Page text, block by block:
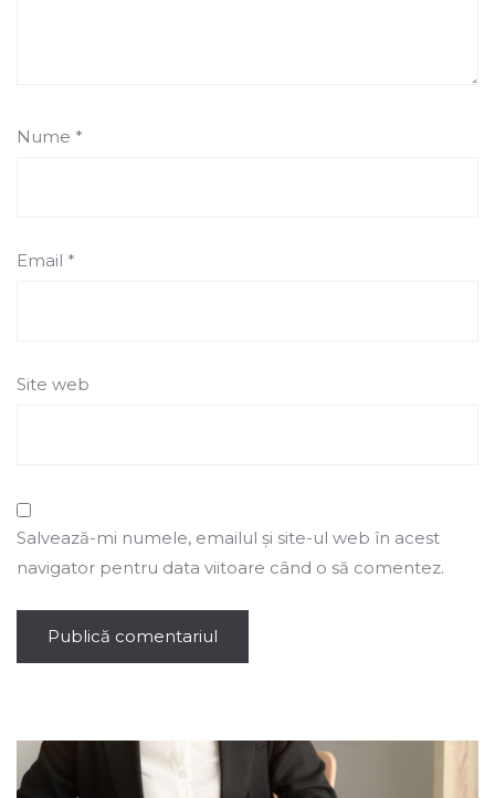
Nume *
Email *
Site web
Salvează-mi numele, emailul și site-ul web în acest
navigator pentru data viitoare când o să comentez.